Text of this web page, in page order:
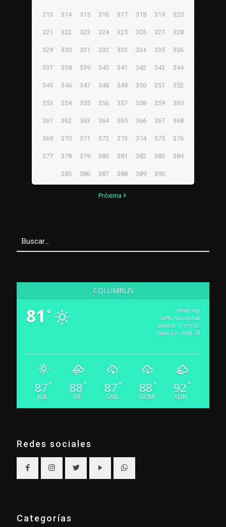
313 314 315 316 317 318 319 320
321 322 323 324 325 326 327 328
329 330 331 332 333 334 335 336
337 338 339 340 341 342 343 344
345 346 347 348 349 350 351 352
353 354 355 356 357 358 359 360
361 362 363 364 365 366 367 368
369 370 371 372 373 374 375 376
377 378 379 380 381 382 383 384
385 386 387 388 389 390
Próxima
COLUMBUS
81 °
clear sky
69% humedad
viento: 1m/s SE
MAX 83 • MIN 78
87 °
JUE
88 °
VIE
87 °
SAB
88 °
DOM
92 °
LUN
Redes sociales
Categorías